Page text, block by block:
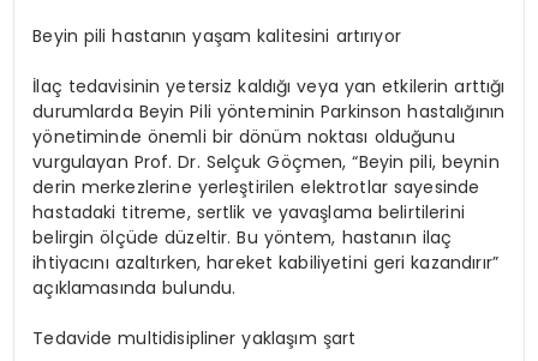
Beyin pili hastanın yaşam kalitesini artırıyor
İlaç tedavisinin yetersiz kaldığı veya yan etkilerin arttığı
durumlarda Beyin Pili yönteminin Parkinson hastalığının
yönetiminde önemli bir dönüm noktası olduğunu
vurgulayan Prof. Dr. Selçuk Göçmen, “Beyin pili, beynin
derin merkezlerine yerleştirilen elektrotlar sayesinde
hastadaki titreme, sertlik ve yavaşlama belirtilerini
belirgin ölçüde düzeltir. Bu yöntem, hastanın ilaç
ihtiyacını azaltırken, hareket kabiliyetini geri kazandırır”
açıklamasında bulundu.
Tedavide multidisipliner yaklaşım şart